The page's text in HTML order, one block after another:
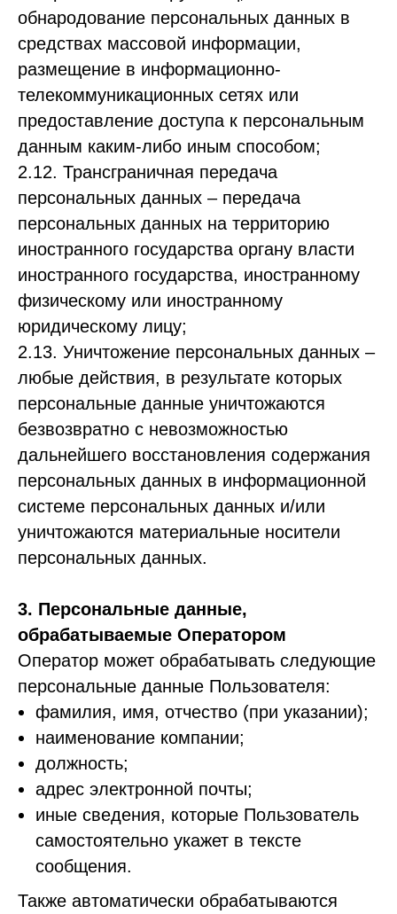
обнародование персональных данных в
средствах массовой информации,
размещение в информационно-
телекоммуникационных сетях или
предоставление доступа к персональным
данным каким-либо иным способом;
2.12. Трансграничная передача
персональных данных – передача
персональных данных на территорию
иностранного государства органу власти
иностранного государства, иностранному
физическому или иностранному
юридическому лицу;
2.13. Уничтожение персональных данных –
любые действия, в результате которых
персональные данные уничтожаются
безвозвратно с невозможностью
дальнейшего восстановления содержания
персональных данных в информационной
системе персональных данных и/или
уничтожаются материальные носители
персональных данных.
3. Персональные данные,
обрабатываемые Оператором
Оператор может обрабатывать следующие
персональные данные Пользователя:
фамилия, имя, отчество (при указании);
наименование компании;
должность;
адрес электронной почты;
иные сведения, которые Пользователь
самостоятельно укажет в тексте
сообщения.
Также автоматически обрабатываются